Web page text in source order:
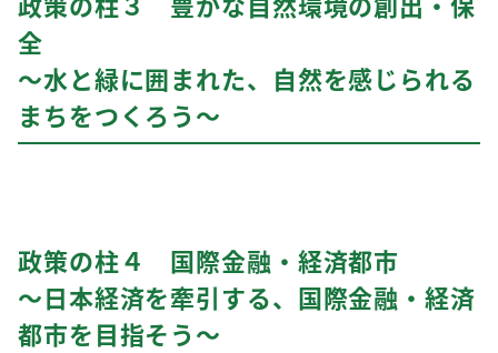
全
～水と緑に囲まれた、自然を感じられる
まちをつくろう～
政策の柱４ 国際金融・経済都市
～日本経済を牽引する、国際金融・経済
都市を目指そう～